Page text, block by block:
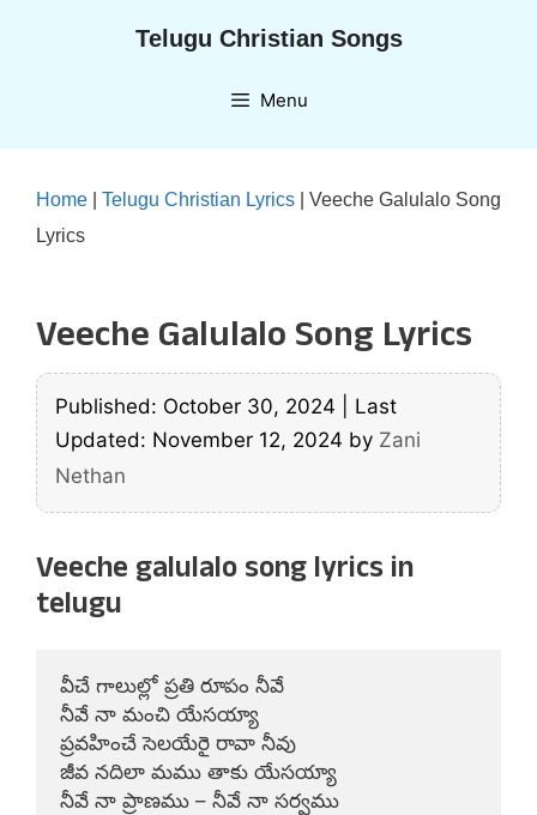
Telugu Christian Songs
Menu
Home Telugu Christian Lyrics
Veeche Galulalo Song
Lyrics
Veeche Galulalo Song Lyrics
Published: October 30, 2024
Last
Updated: November 12, 2024 by Zani
Nethan
Veeche galulalo song lyrics in
telugu
వీచే గాలుల్లో ప్రతి రూపం నీవే
నీవే నా మంచి యేసయ్యా
ప్రవహించే సెలయేరై రావా నీవు
జీవ నదిలా మము తాకు యేసయ్యా
నీవే నా ప్రాణము – నీవే నా సర్వము